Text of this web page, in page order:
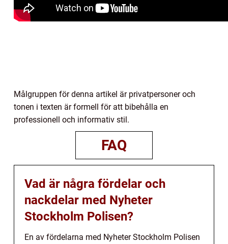
Målgruppen för denna artikel är privatpersoner och
tonen i texten är formell för att bibehålla en
professionell och informativ stil.
FAQ
Vad är några fördelar och
nackdelar med Nyheter
Stockholm Polisen?
En av fördelarna med Nyheter Stockholm Polisen